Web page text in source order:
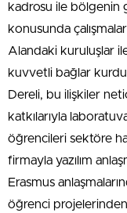
kadrosu ile bölgenin
konusunda
Alandaki kuruluşlar
kuvvetli bağlar
Dereli, bu ilişkiler
katkılarıyla
öğrencileri sektöre
firmayla yazılım
Erasmus
öğrenci